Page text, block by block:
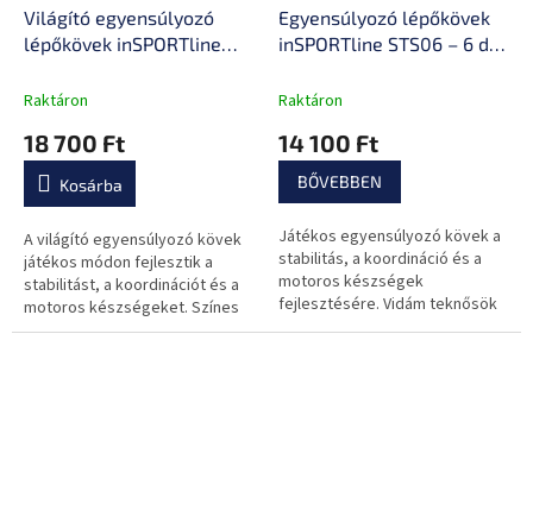
Világító egyensúlyozó
lépőkövek inSPORTline
stabilitást, 7 színes
és kültéri használatra
Raktáron
18 700 Ft
Kosárba
A világító egyensúlyozó kövek
játékos módon fejlesztik a
stabilitást, a koordinációt és a
motoros készségeket. Színes
LED-effektek, tartós kialakítás
Egyensúlyozó lépőkövek
inSPORTline STS06 – 6 db,
csillagok mintázata,
beltéri vagy kültéri
használatra
Raktáron
14 100 Ft
BŐVEBBEN
Játékos egyensúlyozó kövek a
stabilitás, a koordináció és a
motoros készségek
fejlesztésére. Vidám teknősök
vagy csillagok mintázata, tartós